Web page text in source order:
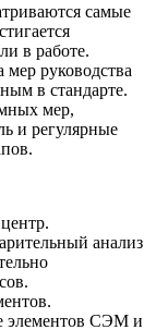
самые
в работе.
руководства
в стандарте.
мер,
и регулярные
анализ
элементов СЭМ и